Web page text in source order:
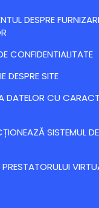
DESPRE
CONFIDENTIALITATE
DESPRE SITE
DATELOR CU
SISTEMUL DE